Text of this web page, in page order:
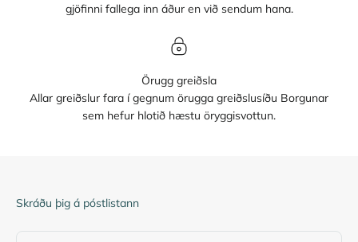
gjöfinni fallega inn áður en við sendum hana.
Örugg greiðsla
Allar greiðslur fara í gegnum örugga greiðslusíðu Borgunar
sem hefur hlotið hæstu öryggisvottun.
Skráðu þig á póstlistann